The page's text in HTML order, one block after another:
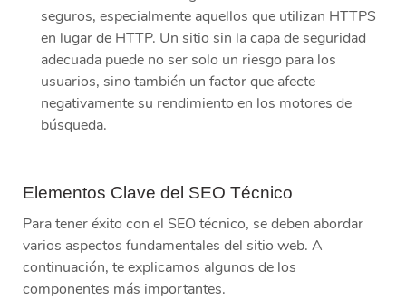
seguros, especialmente aquellos que utilizan HTTPS
en lugar de HTTP. Un sitio sin la capa de seguridad
adecuada puede no ser solo un riesgo para los
usuarios, sino también un factor que afecte
negativamente su rendimiento en los motores de
búsqueda.
Elementos Clave del SEO Técnico
Para tener éxito con el SEO técnico, se deben abordar
varios aspectos fundamentales del sitio web. A
continuación, te explicamos algunos de los
componentes más importantes.